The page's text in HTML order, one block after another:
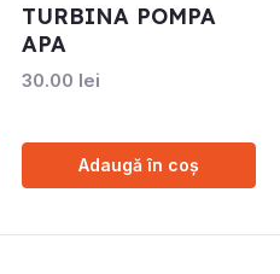
TURBINA POMPA
APA
30.00 lei
Adaugă în coș